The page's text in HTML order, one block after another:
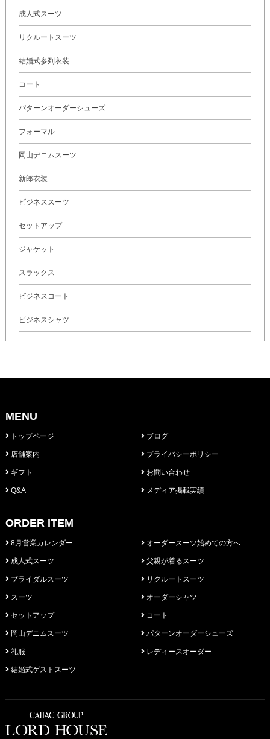
成人式スーツ
リクルートスーツ
結婚式参列衣装
コート
パターンオーダーシューズ
フォーマル
岡山デニムスーツ
新郎衣装
ビジネススーツ
セットアップ
ジャケット
スラックス
ビジネスコート
ビジネスシャツ
MENU
トップページ
店舗案内
ギフト
Q&A
ブログ
プライバシーポリシー
お問い合わせ
メディア掲載実績
ORDER ITEM
8月営業カレンダー
成人式スーツ
ブライダルスーツ
スーツ
セットアップ
岡山デニムスーツ
礼服
結婚式ゲストスーツ
オーダースーツ始めての方へ
父親が着るスーツ
リクルートスーツ
オーダーシャツ
コート
パターンオーダーシューズ
レディースオーダー